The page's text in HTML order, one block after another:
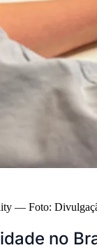
— Foto:
no